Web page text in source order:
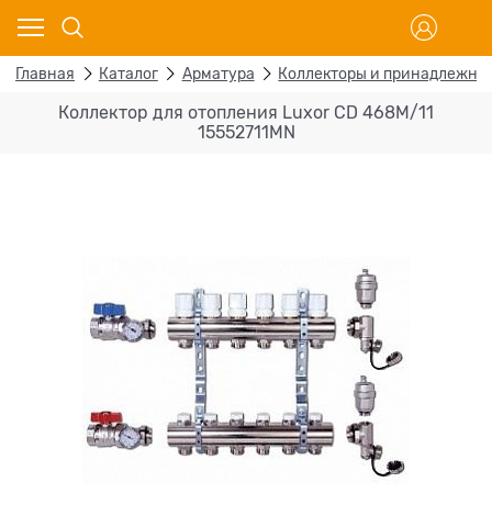
Главная Каталог Арматура Коллекторы и
Коллектор для отопления Luxor CD 468M/11
15552711MN